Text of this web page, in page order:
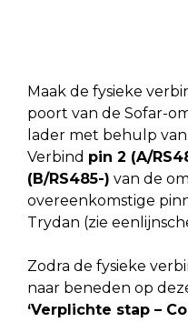
Maak de fysieke
poort van de Sofar-
lader met behulp
Verbind pin 2 (A/
(B/RS485-) van de
overeenkomstige
Trydan (zie
Zodra de fysieke
naar beneden op
‘Verplichte stap –